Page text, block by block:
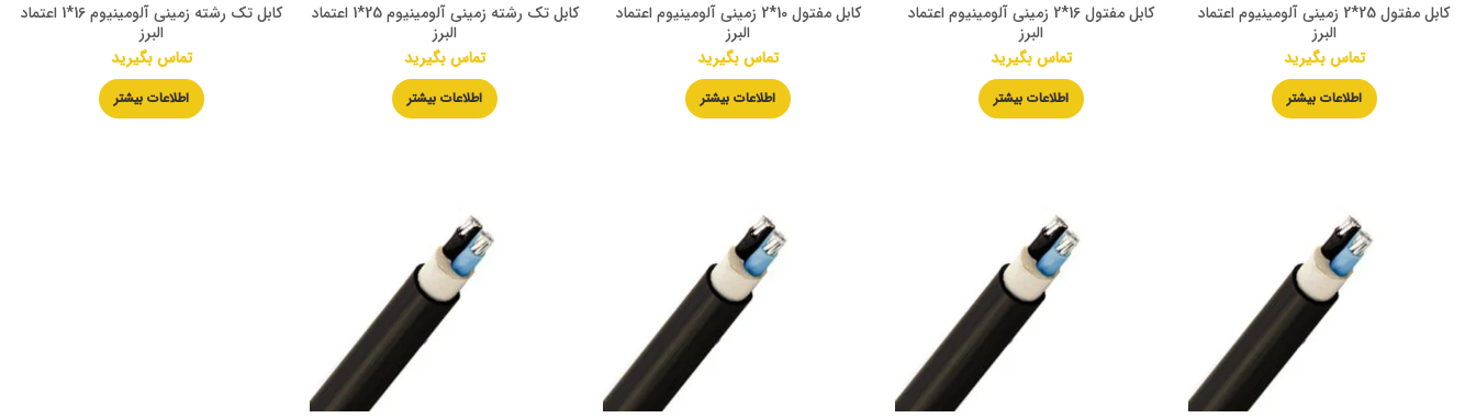
کابل مفتول 25*2 زمینی آلومینیوم اعتماد
البرز
تماس بگیرید
اطلاعات بیشتر
کابل مفتول 16*2 زمینی آلومینیوم اعتماد
البرز
تماس بگیرید
اطلاعات بیشتر
کابل مفتول 10*2 زمینی آلومینیوم اعتماد
البرز
تماس بگیرید
اطلاعات بیشتر
کابل تک رشته زمینی آلومینیوم 25*1 اعتماد
البرز
تماس بگیرید
اطلاعات بیشتر
کابل تک رشته زمینی آلومینیوم 16*1 اعتماد
البرز
تماس بگیرید
اطلاعات بیشتر